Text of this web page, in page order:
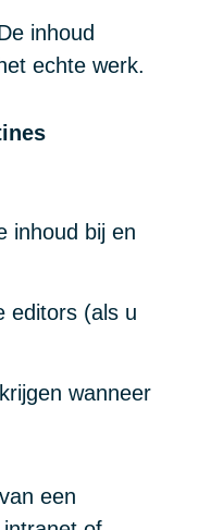
inhoud
echte werk.
inhoud bij en
editors (als u
wanneer
een